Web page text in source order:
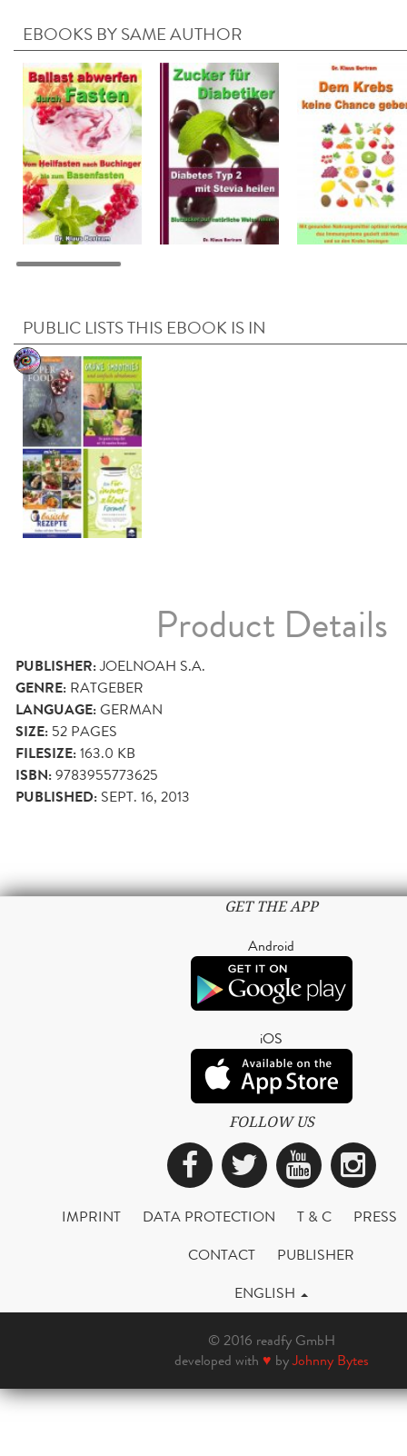
EBOOKS BY SAME AUTHOR
PUBLIC LISTS THIS EBOOK IS IN
Product Details
PUBLISHER:JOELNOAH S.A.
GENRE: RATGEBER
LANGUAGE:GERMAN
SIZE: 52 PAGES
FILESIZE:163.0 KB
ISBN:9783955773625
PUBLISHED: SEPT. 16, 2013
GET THE APP
Android
iOS
FOLLOW US
Facebook
Twitter
IMPRINT DATA PROTECTION T & C
PRESS
CONTACT
PUBLISHER
ENGLISH
© 2016 readfy GmbH
developed with ♥ byJohnny Bytes